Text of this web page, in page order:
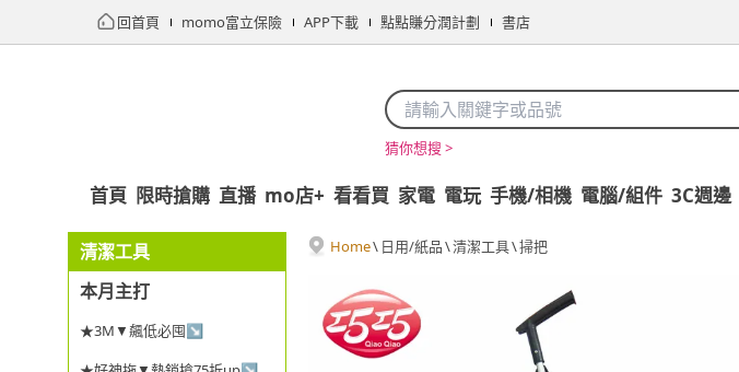
回首頁 momo富立保險 APP下載 點點賺分潤計劃 書店
猜你想搜 >
首頁 限時搶購 直播 mo店+ 看看買 家電 電玩 手機/相機 電腦/組件 3C週邊
清潔工具
本月主打
★3M▼飆低必囤↘
Home\ 日用/紙品\清潔工具\掃把